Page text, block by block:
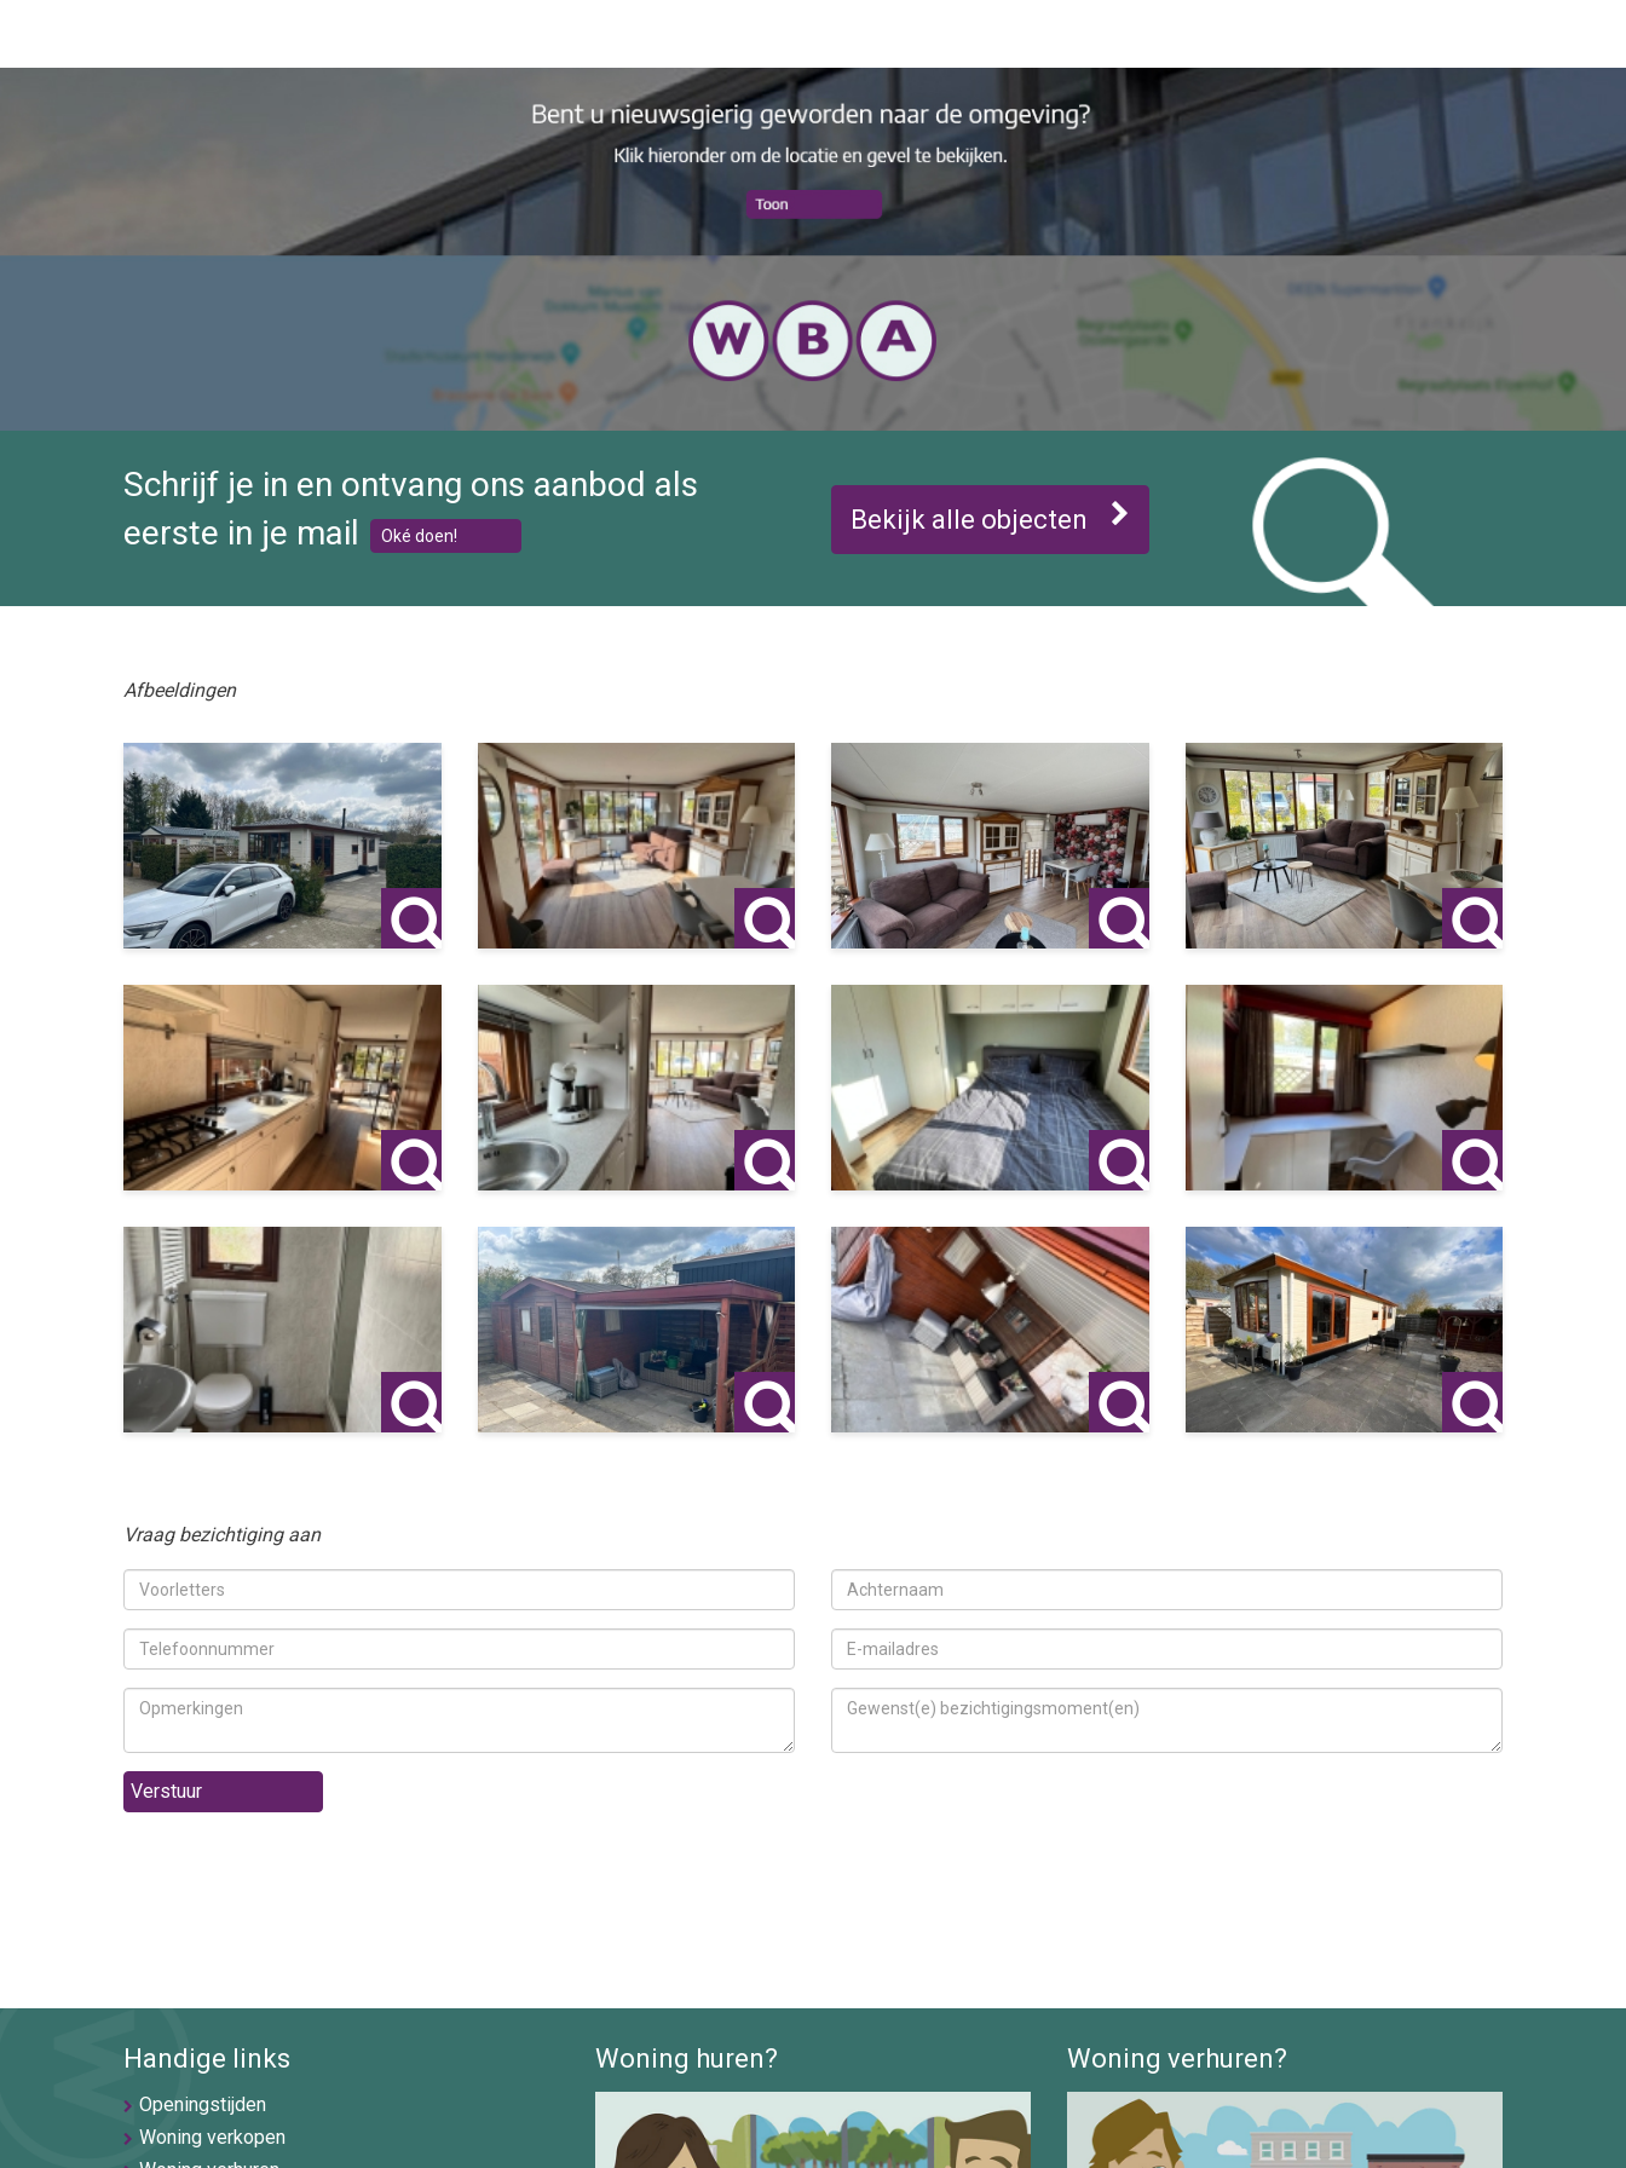
Entree/hal, woonkamer met terrasdeuren en gashaard, open keuken met gaskookplaat, afzuigkap, koelkast.
Slaapkamer met tweepersoonsbed en vaste kast met geiser, kastenwand, badkamer met douchecabine, wastafel, toilet.
Tweede slaapkamer wordt nu gebruikt als kantoor met vaste kast. Maar kan natuurlijk ook als 2e slaapkamer worden
Afsluitbare poort en volledig omheind.
Heeft u interesse, neem dan contact op voor een vrijblijvende afspraak en bezichtiging.
Schrijf je in en ontvang ons aanbod als
eerste in je mail
Oké doen!
Bekijk alle objecten
Afbeeldingen
Vraag bezichtiging aan
Verstuur
Handige links
Openingstijden
Woning verkopen
Woning huren? Woning verhuren?